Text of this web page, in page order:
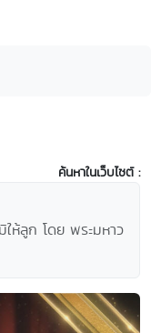
ค้นหาในเว็บไซต์ :
ห้ลูก โดย พระมหาว